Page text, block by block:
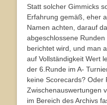
Statt solcher Gimmicks
Erfahrung gemäß, eher
Namen achten, darauf
abgeschlossene
berichtet wird, und man
auf Vollständigkeit Wert
der 6.Runde im A-
keine Scorecards? Oder
Zwischenauswertungen
im Bereich des Archivs